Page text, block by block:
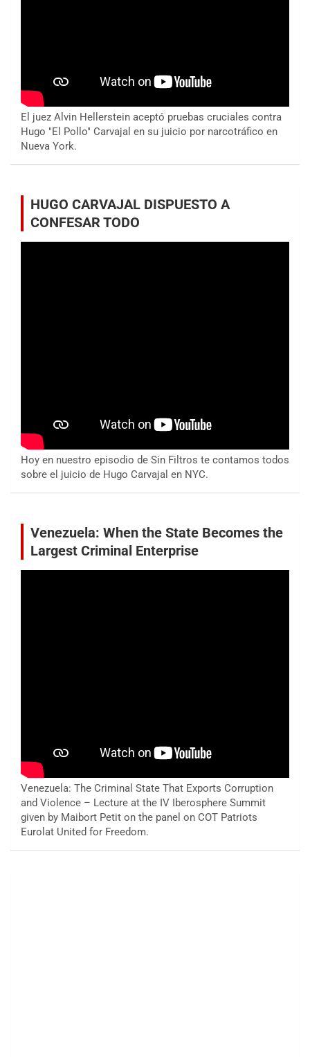
El juez Alvin Hellerstein aceptó pruebas cruciales contra
Hugo "El Pollo" Carvajal en su juicio por narcotráfico en
Nueva York.
HUGO CARVAJAL DISPUESTO A
CONFESAR TODO
Hoy en nuestro episodio de Sin Filtros te contamos todos
sobre el juicio de Hugo Carvajal en NYC.
Venezuela: When the State Becomes the
Largest Criminal Enterprise
Venezuela: The Criminal State That Exports Corruption
and Violence – Lecture at the IV Iberosphere Summit
given by Maibort Petit on the panel on COT Patriots
Eurolat United for Freedom.